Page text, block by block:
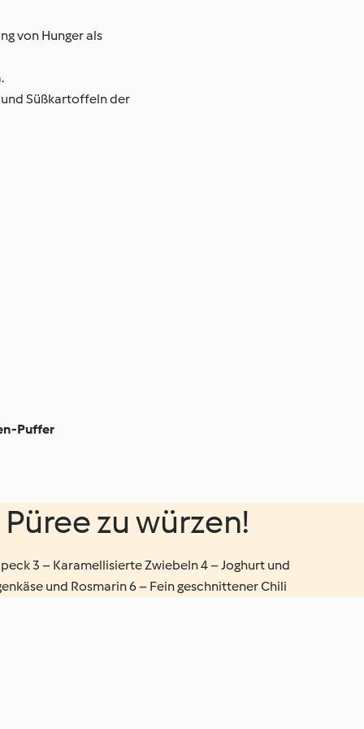
von Hunger als
Süßkartoffeln der
Puffer
zu würzen!
3 – Karamellisierte Zwiebeln 4 – Joghurt und
und Rosmarin 6 – Fein geschnittener Chili